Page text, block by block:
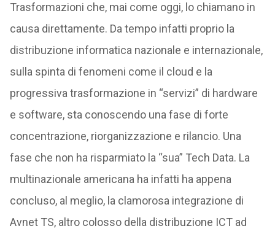
Trasformazioni che, mai come oggi, lo chiamano in
causa direttamente. Da tempo infatti proprio la
distribuzione informatica nazionale e internazionale,
sulla spinta di fenomeni come il cloud e la
progressiva trasformazione in “servizi” di hardware
e software, sta conoscendo una fase di forte
concentrazione, riorganizzazione e rilancio. Una
fase che non ha risparmiato la “sua” Tech Data. La
multinazionale americana ha infatti ha appena
concluso, al meglio, la clamorosa integrazione di
Avnet TS, altro colosso della distribuzione ICT ad